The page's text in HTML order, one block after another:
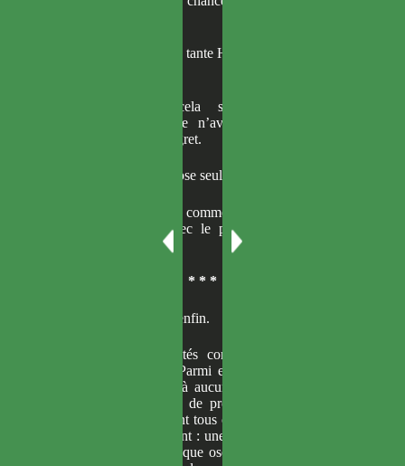
Sur ces mots d’adieu, tante Hilda tourna les talons
Apprendre tout cela sur Philia m’avait
bouleversée, mais je n’avais pas le luxe de
m’attarder dans le regret.
À cet instant, une chose seule importait.
La réception allait commencer et j’avais un
compte à régler avec le prince Julius et mes
* * *
La réception débuta enfin.
La plupart des invités conviés par mon père
s’étaient présentés. Parmi eux, plusieurs nobles
qui n’étaient affiliés à aucune faction. Le prince
Julius avait l’audace de projeter d’assassiner le
prince Fernand devant tous ces gens. C’était sans
doute un avertissement : une démonstration de ce
qui attendrait quiconque oserait s’opposer à lui.